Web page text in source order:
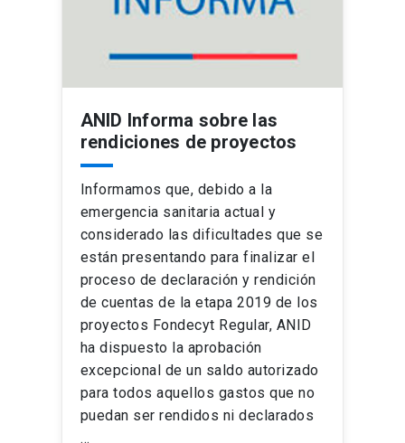
ANID Informa sobre las
rendiciones de proyectos
Informamos que, debido a la
emergencia sanitaria actual y
considerado las dificultades que se
están presentando para finalizar el
proceso de declaración y rendición
de cuentas de la etapa 2019 de los
proyectos Fondecyt Regular, ANID
ha dispuesto la aprobación
excepcional de un saldo autorizado
para todos aquellos gastos que no
puedan ser rendidos ni declarados
…